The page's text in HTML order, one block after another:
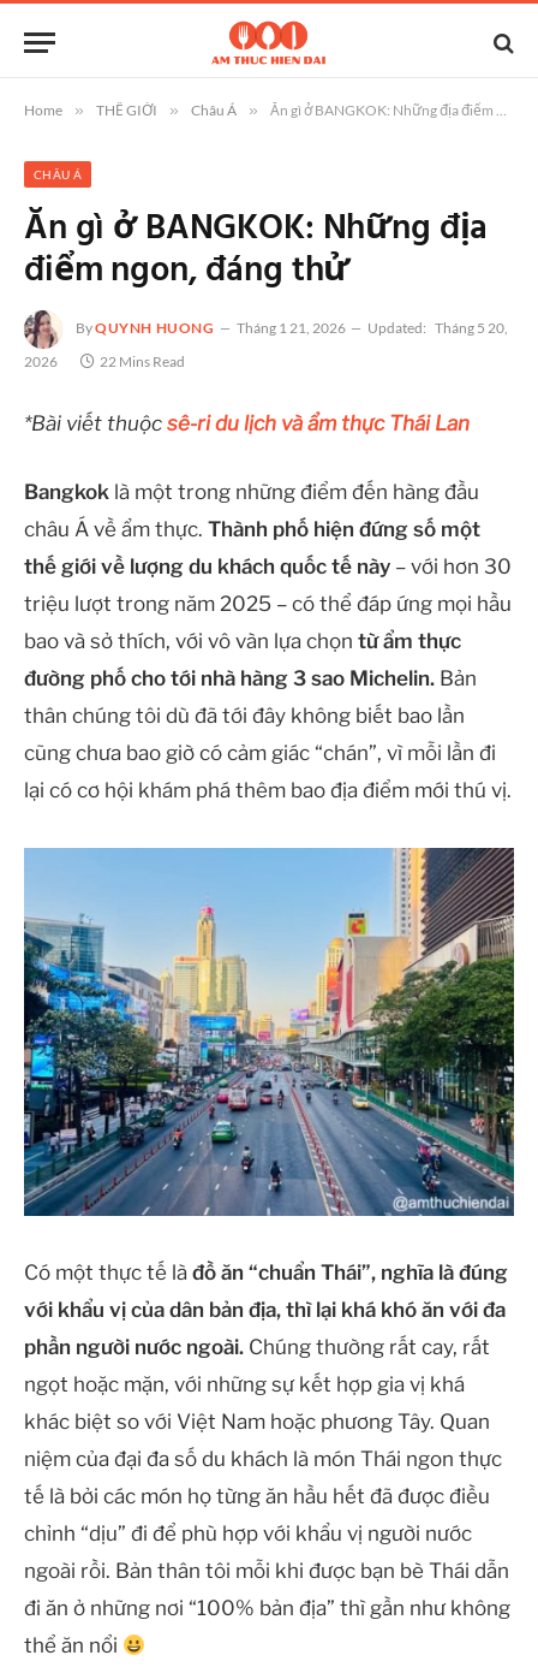
Home » THẾ GIỚI » Châu Á » Ăn gì ở BANGKOK: Những địa điểm ngon, đáng thử
CHÂU Á
Ăn gì ở BANGKOK: Những địa
điểm ngon, đáng thử
ByQUYNH HUONG Tháng 1 21, 2026 Updated: Tháng 5 20,
2026
22 Mins Read
*Bài viết thuộc sê-ri du lịch và ẩm thực Thái Lan
Bangkok là một trong những điểm đến hàng đầu
châu Á về ẩm thực. Thành phố hiện đứng số một
thế giới về lượng du khách quốc tế này – với hơn 30
triệu lượt trong năm 2025 – có thể đáp ứng mọi hầu
bao và sở thích, với vô vàn lựa chọn từ ẩm thực
đường phố cho tới nhà hàng 3 sao Michelin. Bản
thân chúng tôi dù đã tới đây không biết bao lần
cũng chưa bao giờ có cảm giác “chán”, vì mỗi lần đi
lại có cơ hội khám phá thêm bao địa điểm mới thú vị.
Có một thực tế là đồ ăn “chuẩn Thái”, nghĩa là đúng
với khẩu vị của dân bản địa, thì lại khá khó ăn với đa
phần người nước ngoài. Chúng thường rất cay, rất
ngọt hoặc mặn, với những sự kết hợp gia vị khá
khác biệt so với Việt Nam hoặc phương Tây. Quan
niệm của đại đa số du khách là món Thái ngon thực
tế là bởi các món họ từng ăn hầu hết đã được điều
chỉnh “dịu” đi để phù hợp với khẩu vị người nước
ngoài rồi. Bản thân tôi mỗi khi được bạn bè Thái dẫn
đi ăn ở những nơi “100% bản địa” thì gần như không
thể ăn nổi